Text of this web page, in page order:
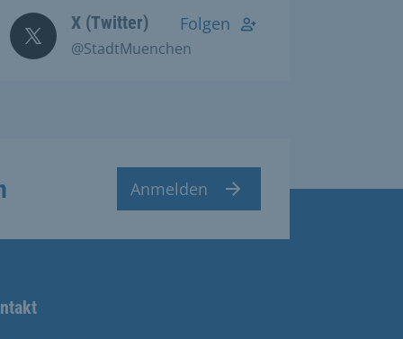
X (Twitter)
@StadtMuenchen
Folgen
Anmelden